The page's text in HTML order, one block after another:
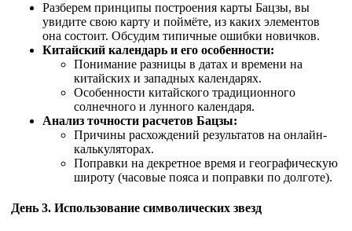
Разберем принципы построения карты Бацзы, вы
увидите свою карту и поймёте, из каких элементов
она состоит. Обсудим типичные ошибки новичков.​
Китайский календарь и его особенности:
Понимание разницы в датах и времени на
китайских и западных календарях.
Особенности китайского традиционного
солнечного и лунного календаря.
Анализ точности расчетов Бацзы:
Причины расхождений результатов на онлайн-
калькуляторах.
Поправки на декретное время и географическую
широту (часовые пояса и поправки по долготе).
День 3. Использование символических звезд